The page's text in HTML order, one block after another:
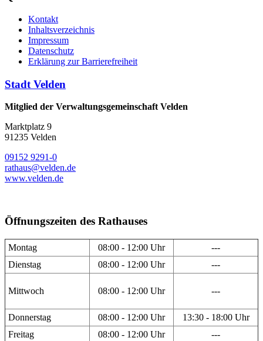
Kontakt
Inhaltsverzeichnis
Impressum
Datenschutz
Erklärung zur Barrierefreiheit
Stadt Velden
Mitglied der Verwaltungsgemeinschaft Velden
Marktplatz 9
91235 Velden
09152 9291-0
rathaus@velden.de
www.velden.de
Öffnungszeiten des Rathauses
Montag 08:00 - 12:00 Uhr
---
Dienstag
08:00 - 12:00 Uhr ---
Mittwoch 08:00 - 12:00 Uhr ---
Donnerstag 08:00 - 12:00 Uhr
13:30 - 18:00 Uhr
Freitag
08:00 - 12:00 Uhr ---